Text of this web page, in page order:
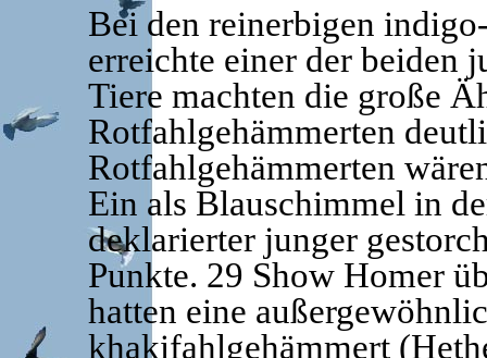
Bei den reinerbigen
erreichte einer der beiden
Tiere machten die große
Rotfahlgehämmerten
Rotfahlgehämmerten
Ein als Blauschimmel in
deklarierter junger
Punkte. 29 Show Homer
hatten eine
khakifahlgehämmert